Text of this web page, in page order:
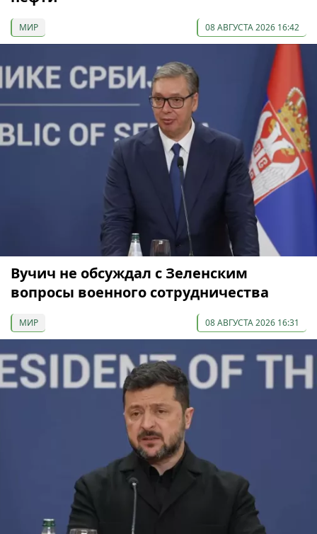
МИР 08 АВГУСТА 2026 16:42
Вучич не обсуждал с Зеленским
вопросы военного сотрудничества
МИР 08 АВГУСТА 2026 16:31